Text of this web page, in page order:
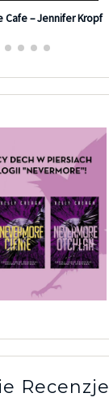
Cafe – Jennifer Kropf
Recenzje